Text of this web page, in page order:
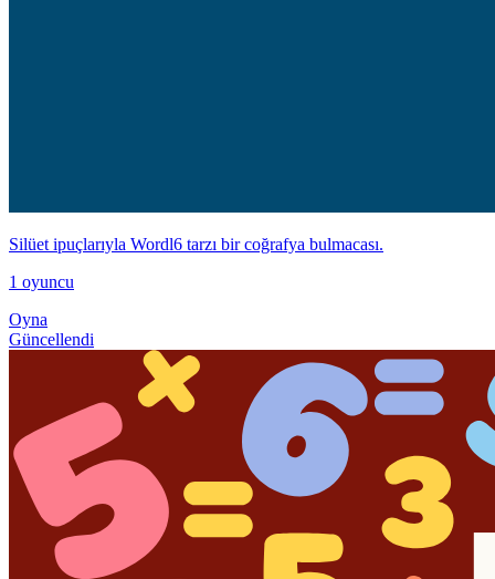
Silüet ipuçlarıyla Wordl6 tarzı bir coğrafya bulmacası.
1 oyuncu
Oyna
Güncellendi